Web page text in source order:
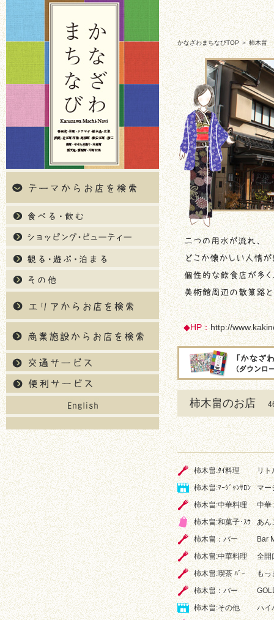
かなざわまちなびTOP＞ 柿木畠
◆HP：http://
柿木畠のお店
柿木畠:ﾀｲ料理
リト
柿木畠:ﾏｰｼﾞｬﾝｻﾛﾝ
マー
柿木畠:中華料理
中華
柿木畠:和菓子･ｽｳ
あん
柿木畠：バー
Bar
柿木畠:中華料理
全開
柿木畠:喫茶 ﾊﾞｰ
もっ
柿木畠：バー
柿木畠:その他
ハイ